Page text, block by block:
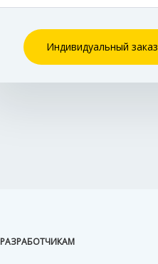
Индивидуальный заказ
РАЗРАБОТЧИКАМ